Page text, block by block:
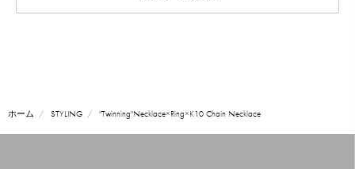
ホーム STYLING "Twinning"Necklace×Ring×K10 Chain Necklace